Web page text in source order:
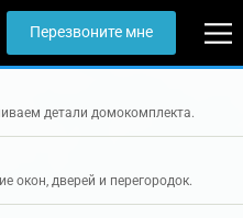
Перезвоните мне
детали домокомплекта.
окон, дверей и перегородок.